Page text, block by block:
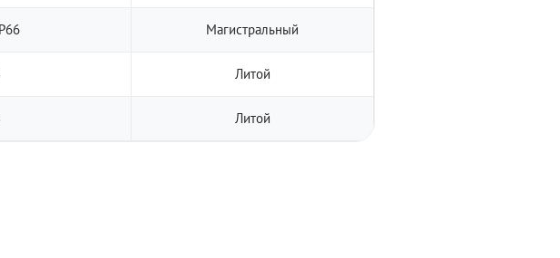
Магистральный
Литой
Литой